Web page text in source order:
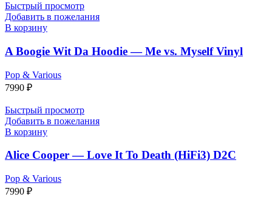
Быстрый просмотр
Добавить в пожелания
В корзину
A Boogie Wit Da Hoodie — Me vs. Myself Vinyl
Pop & Various
7990 ₽
Быстрый просмотр
Добавить в пожелания
В корзину
Alice Cooper — Love It To Death (HiFi3) D2C
Pop & Various
7990 ₽